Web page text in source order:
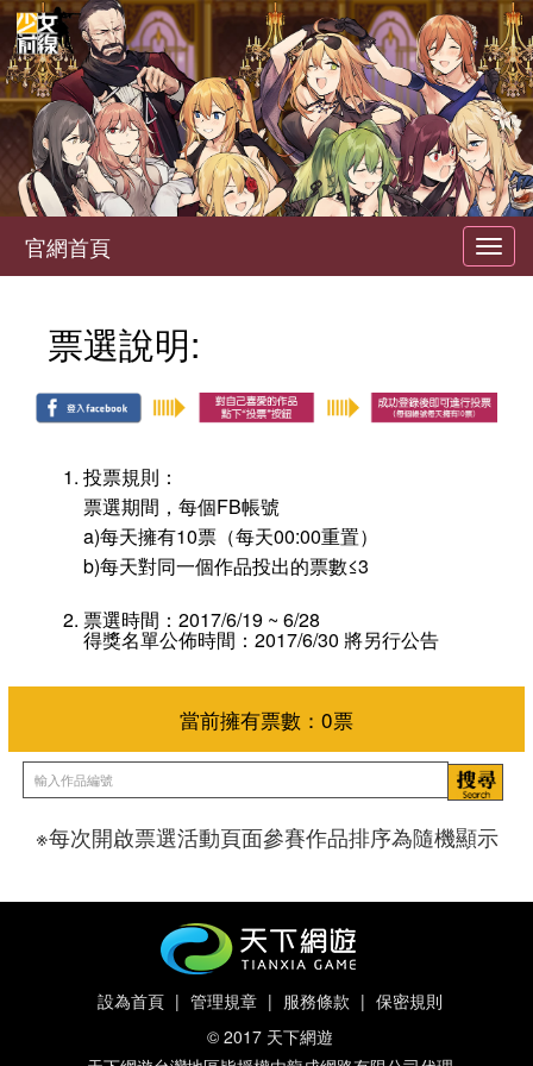
官網首頁
票選說明:
投票規則：
票選期間，每個FB帳號
a)每天擁有10票（每天00:00重置）
b)每天對同一個作品投出的票數≤3
票選時間：2017/6/19 ~ 6/28
得獎名單公佈時間：2017/6/30 將另行公告
當前擁有票數：
※每次開啟票選活動頁面參賽作品排序為隨機顯示
設為首頁 | 管理規章 | 服務條款 | 保密規則
© 2017 天下網遊